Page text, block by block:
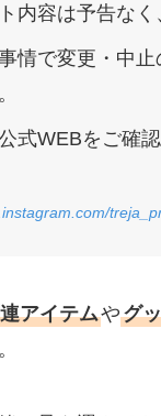
内容は予告なく
情で変更・中
式WEBをご確認
アイテムやグ